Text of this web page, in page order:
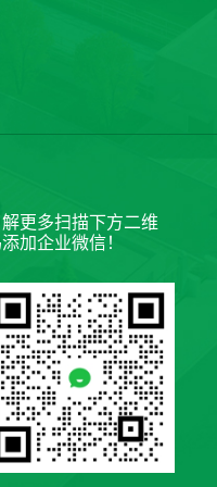
更多扫描下方二维
加企业微信！